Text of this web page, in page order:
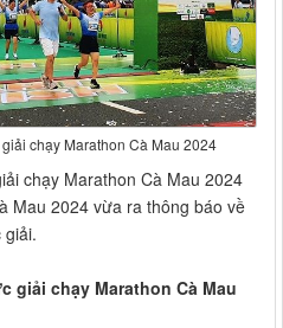
chạy Marathon Cà Mau 2024
chạy Marathon Cà Mau 2024
Mau 2024 vừa ra thông báo về
giải.
chạy Marathon Cà Mau